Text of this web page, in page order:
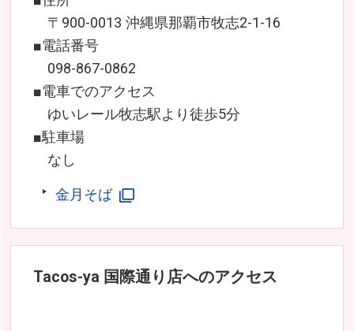
〒900-0013 沖縄県那覇市牧志2-1-16
■電話番号
098-867-0862
■電車でのアクセス
ゆいレール牧志駅より徒歩5分
■駐車場
なし
金月そば
Tacos-ya 国際通り店へのアクセス